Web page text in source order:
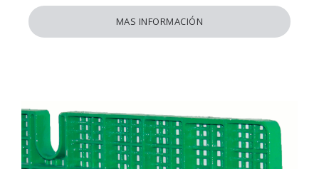
MAS INFORMACIÓN